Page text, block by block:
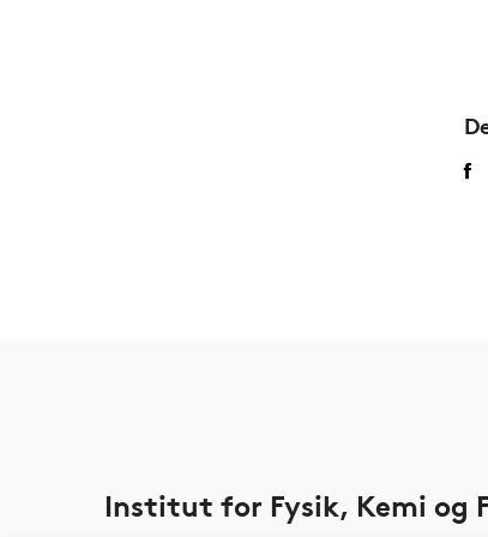
Institut for Fysik, Kemi og